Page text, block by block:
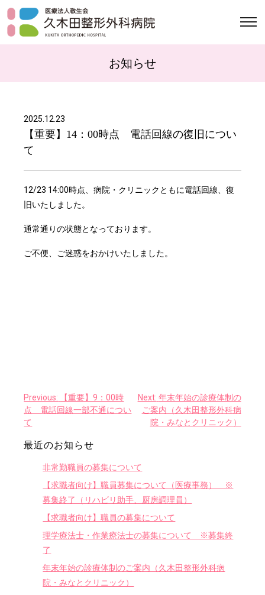
お知らせ
2025.12.23
【重要】14：00時点 電話回線の復旧につい
て
12/23 14:00時点、病院・クリニックともに電話回線、復
旧いたしました。
通常通りの状態となっております。
ご不便、ご迷惑をおかけいたしました。
投
稿
ビ
Previous:
【重要】9：00時
点 電話回線一部不通につい
て
Next: 年末年始の診療体制の
ご案内（久木田整形外科病
院・みなとクリニック）
最近のお知らせ
非常勤職員の募集について
【求職者向け】職員募集について（医療事務） ※
募集終了（リハビリ助手、厨房調理員）
【求職者向け】職員の募集について
理学療法士・作業療法士の募集について ※募集終
了
年末年始の診療体制のご案内（久木田整形外科病
院・みなとクリニック）